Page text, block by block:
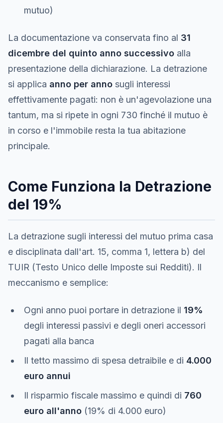
mutuo)
La documentazione va conservata fino al 31
dicembre del quinto anno successivo alla
presentazione della dichiarazione. La detrazione
si applica anno per anno sugli interessi
effettivamente pagati: non è un'agevolazione una
tantum, ma si ripete in ogni 730 finché il mutuo è
in corso e l'immobile resta la tua abitazione
principale.
Come Funziona la Detrazione
del 19%
La detrazione sugli interessi del mutuo prima casa
e disciplinata dall'art. 15, comma 1, lettera b) del
TUIR (Testo Unico delle Imposte sui Redditi). Il
meccanismo e semplice:
Ogni anno puoi portare in detrazione il 19%
degli interessi passivi e degli oneri accessori
pagati alla banca
Il tetto massimo di spesa detraibile e di 4.000
euro annui
Il risparmio fiscale massimo e quindi di 760
euro all'anno (19% di 4.000 euro)